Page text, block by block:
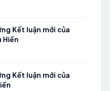
Kết luận mới của
Hiền
Kết luận mới của